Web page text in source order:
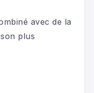
avec de la
plus